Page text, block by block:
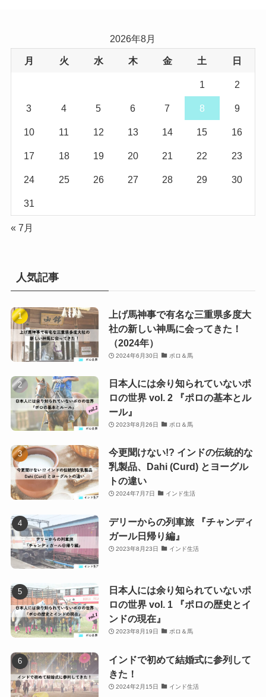
2026年8月
月 火 水 木 金 土 日
1 2
3 4 5 6 7 8 9
10 11 12 13 14 15 16
17 18 19 20 21 22 23
24 25 26 27 28 29 30
31
« 7月
人気記事
上げ馬神事で有名な三重県多度大
社の新しい神馬に会ってきた！
（2024年）
2024年6月30日 ポロ＆馬
日本人には余り知られていないポ
ロの世界 vol. 2 『ポロの基本とル
ール』
2023年8月26日 ポロ＆馬
今更聞けない!? インドの伝統的な
乳製品、Dahi (Curd) とヨーグル
トの違い
2024年7月7日 インド生活
デリーからの列車旅 『チャンディ
ガール日帰り編』
2023年8月23日 インド生活
日本人には余り知られていないポ
ロの世界 vol. 1 『ポロの歴史とイ
ンドの現在』
2023年8月19日 ポロ＆馬
インドで初めて結婚式に参列して
きた！
2024年2月15日 インド生活